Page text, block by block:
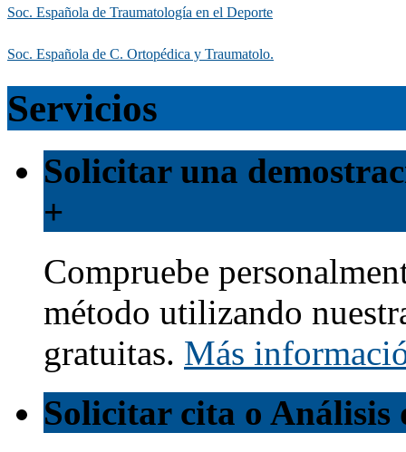
Soc. Española de Traumatología en el Deporte
Soc. Española de C. Ortopédica y Traumatolo.
Servicios
Solicitar una
+
Compruebe
método utilizando
gratuitas. Más
Solicitar cita o Análisis